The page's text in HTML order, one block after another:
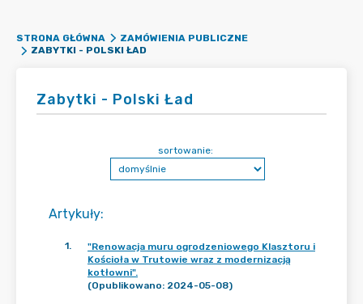
STRONA GŁÓWNA
ZAMÓWIENIA PUBLICZNE
ZABYTKI - POLSKI ŁAD
Zabytki - Polski Ład
Artykuły:
sortowanie:
1.
"Renowacja muru ogrodzeniowego Klasztoru i
Kościoła w Trutowie wraz z modernizacją
kotłowni".
(Opublikowano: 2024-05-08)